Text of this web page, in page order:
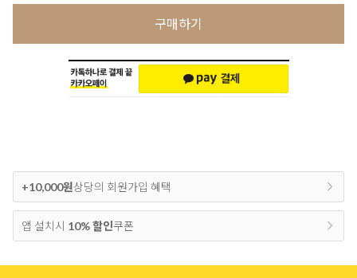
구매하기
+10,000원상당의 회원가입 혜택
앱 설치시 10% 할인쿠폰